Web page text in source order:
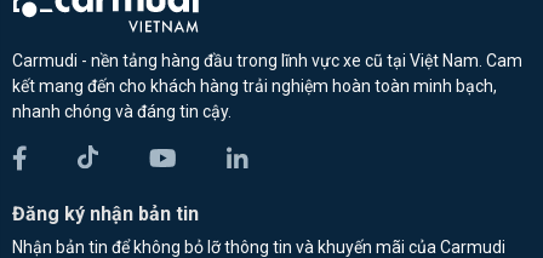
Carmudi - nền tảng hàng đầu trong lĩnh vực xe cũ tại Việt Nam. Cam
kết mang đến cho khách hàng trải nghiệm hoàn toàn minh bạch,
nhanh chóng và đáng tin cậy.
Đăng ký nhận bản tin
Nhận bản tin để không bỏ lỡ thông tin và khuyến mãi của Carmudi